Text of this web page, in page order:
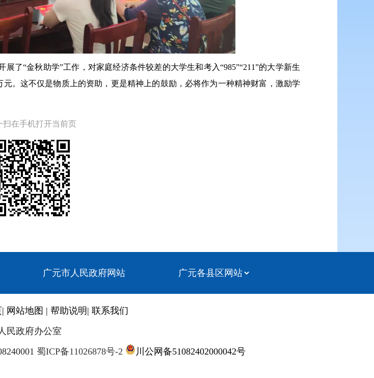
了“金秋助学”工作，对家庭经济条件较差的大学生和考入“985”“211”的大学新生
。这不仅是物质上的资助，更是精神上的鼓励，必将作为一种精神财富，激励学
扫在手机打开当前页
广元市人民政府网站
| 网站地图 | 帮助说明 | 联系我们
民政府办公室
蜀ICP备11026878号-2 川公网备51082402000042号